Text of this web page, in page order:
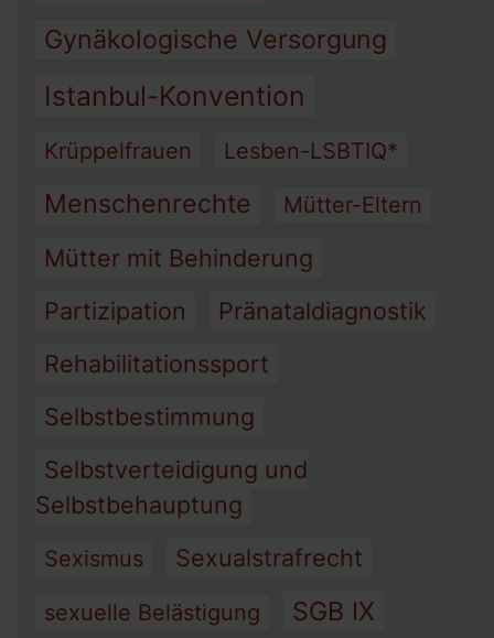
Gynäkologische Versorgung
Istanbul-Konvention
Krüppelfrauen Lesben-LSBTIQ*
Menschenrechte Mütter-Eltern
Mütter mit Behinderung
Partizipation
Pränataldiagnostik
Rehabilitationssport
Selbstbestimmung
Selbstverteidigung und
Selbstbehauptung
Sexismus Sexualstrafrecht
sexuelle Belästigung
SGB IX